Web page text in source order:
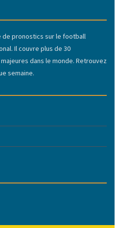
pronostics sur le football
Il couvre plus de 30
dans le monde. Retrouvez
semaine.